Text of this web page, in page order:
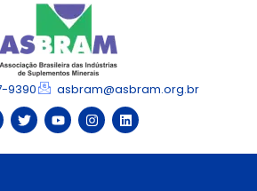
9390 asbram@asbram.org.br